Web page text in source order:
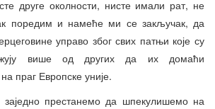
друге околности, нисте имали рат, не
поредим и намеће ми се закључак, да
управо због свих патњи које су
више од других да их домаћи
праг Европске уније.
престанемо да шпекулишемо на